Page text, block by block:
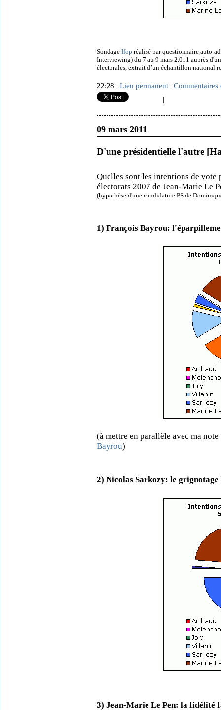
Sondage Ifop réalisé par questionnaire auto-
Interviewing) du 7 au 9 mars 2.011 auprès
électorales, extrait d’un échantillon national
22:28 | Lien permanent | Commentaires
|
09 mars 2011
D'une présidentielle l'autre
Quelles sont les intentions de
électorats 2007 de Jean-Marie Le
(hypothèse d'une candidature PS de
1) François Bayrou:
(à mettre en parallèle avec ma
Bayrou)
2) Nicolas Sarkozy: le grignotage
3) Jean-Marie Le Pen: la fidélité